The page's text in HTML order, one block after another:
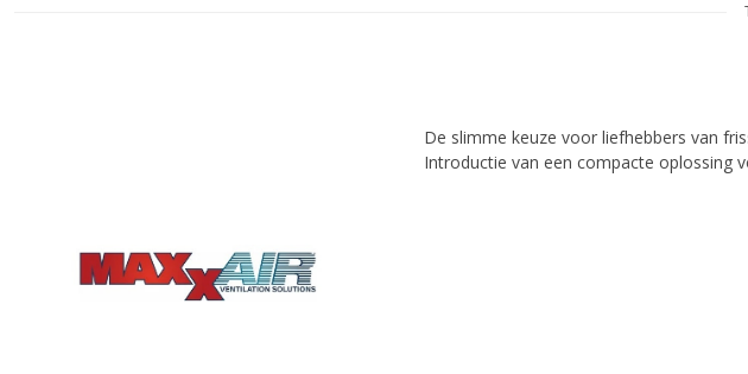
De slimme keuze voor liefhebbers van
Introductie van een compacte oplossing